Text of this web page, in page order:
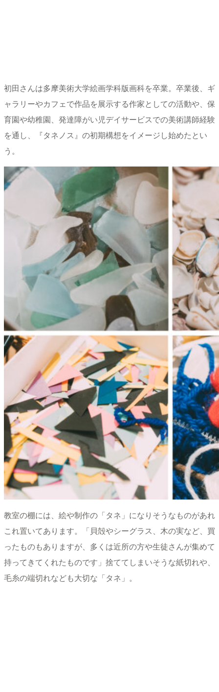
初田さんは多摩美術大学絵画学科版画科を卒業。卒業後、ギ
ャラリーやカフェで作品を展示する作家としての活動や、保
育園や幼稚園、発達障がい児デイサービスでの美術講師経験
を通し、『タネノス』の初期構想をイメージし始めたとい
う。
教室の棚には、絵や制作の「タネ」になりそうなものがあれ
これ置いてあります。「貝殻やシーグラス、木の実など、買
ったものもありますが、多くは近所の方や生徒さんが集めて
持ってきてくれたものです」捨ててしまいそうな紙切れや、
毛糸の端切れなども大切な「タネ」。